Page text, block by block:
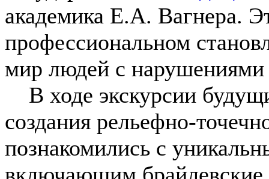
академика Е.А. Вагнера.
профессиональном
мир людей с нарушениями
В ходе экскурсии
создания рельефно-
познакомились с